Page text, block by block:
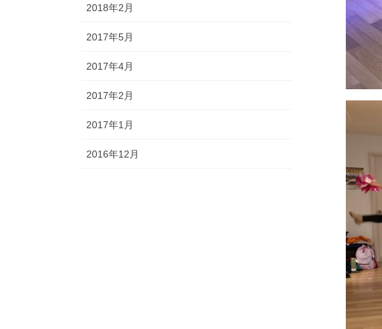
2018年2月
2017年5月
2017年4月
2017年2月
2017年1月
2016年12月